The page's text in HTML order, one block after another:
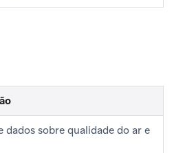
dados sobre qualidade do ar e